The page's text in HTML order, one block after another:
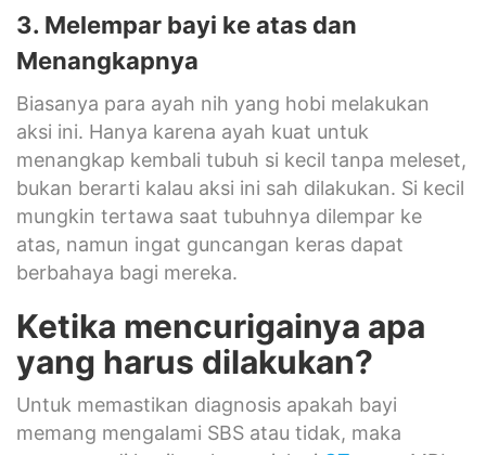
3. Melempar bayi ke atas dan
Menangkapnya
Biasanya para ayah nih yang hobi melakukan
aksi ini. Hanya karena ayah kuat untuk
menangkap kembali tubuh si kecil tanpa meleset,
bukan berarti kalau aksi ini sah dilakukan. Si kecil
mungkin tertawa saat tubuhnya dilempar ke
atas, namun ingat guncangan keras dapat
berbahaya bagi mereka.
Ketika mencurigainya apa
yang harus dilakukan?
Untuk memastikan diagnosis apakah bayi
memang mengalami SBS atau tidak, maka